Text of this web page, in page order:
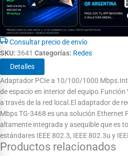
Consultar precio de envío
SKU: 3641 Categorías: Redes
Detalles
Adaptador PCIe a 10/100/1000
de espacio en interior del
a través de la red local.El adaptador de
Mbps TG-3468 es una solución Ethernet
altamente integrada y asequible que es
estándares IEEE 802.3, IEEE 802.3u y
Productos relacionados